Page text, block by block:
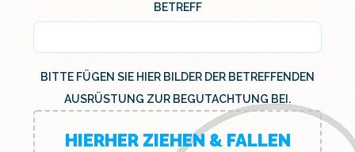
BETREFF
BITTE FÜGEN SIE HIER BILDER DER BETREFFENDEN
AUSRÜSTUNG ZUR BEGUTACHTUNG BEI.
HIERHER ZIEHEN & FALLEN